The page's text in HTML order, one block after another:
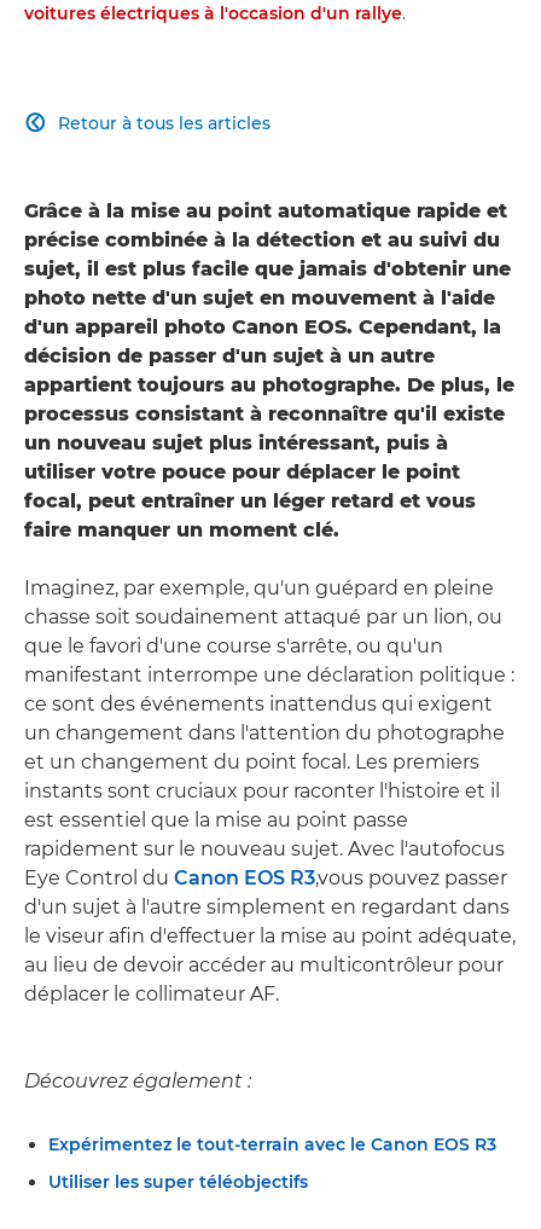
voitures électriques à l'occasion d'un rallye.
Retour à tous les articles

Grâce à la mise au point automatique rapide et
précise combinée à la détection et au suivi du
sujet, il est plus facile que jamais d'obtenir une
photo nette d'un sujet en mouvement à l'aide
d'un appareil photo Canon EOS. Cependant, la
décision de passer d'un sujet à un autre
appartient toujours au photographe. De plus, le
processus consistant à reconnaître qu'il existe
un nouveau sujet plus intéressant, puis à
utiliser votre pouce pour déplacer le point
focal, peut entraîner un léger retard et vous
faire manquer un moment clé.
Imaginez, par exemple, qu'un guépard en pleine
chasse soit soudainement attaqué par un lion, ou
que le favori d'une course s'arrête, ou qu'un
manifestant interrompe une déclaration politique :
ce sont des événements inattendus qui exigent
un changement dans l'attention du photographe
et un changement du point focal. Les premiers
instants sont cruciaux pour raconter l'histoire et il
est essentiel que la mise au point passe
rapidement sur le nouveau sujet. Avec l'autofocus
Eye Control du Canon EOS R3,vous pouvez passer
d'un sujet à l'autre simplement en regardant dans
le viseur afin d'effectuer la mise au point adéquate,
au lieu de devoir accéder au multicontrôleur pour
déplacer le collimateur AF.
Découvrez également :
Expérimentez le tout-terrain avec le Canon EOS R3
Utiliser les super téléobjectifs